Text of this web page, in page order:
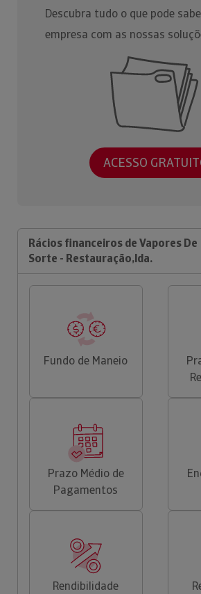
Descubra tudo o que pode
empresa com as nossas
ACESSO
Rácios financeiros de Vapores De
Sorte - Restauração,lda.
Fundo de Maneio
Prazo Médio de
Pagamentos
Rendibilidade